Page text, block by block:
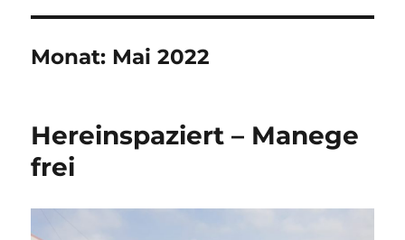
Monat: Mai 2022
Hereinspaziert – Manege
frei